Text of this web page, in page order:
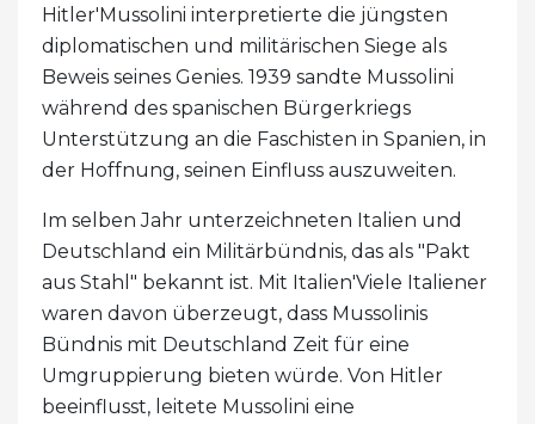
Hitler'Mussolini interpretierte die jüngsten
diplomatischen und militärischen Siege als
Beweis seines Genies. 1939 sandte Mussolini
während des spanischen Bürgerkriegs
Unterstützung an die Faschisten in Spanien, in
der Hoffnung, seinen Einfluss auszuweiten.
Im selben Jahr unterzeichneten Italien und
Deutschland ein Militärbündnis, das als "Pakt
aus Stahl" bekannt ist. Mit Italien'Viele Italiener
waren davon überzeugt, dass Mussolinis
Bündnis mit Deutschland Zeit für eine
Umgruppierung bieten würde. Von Hitler
beeinflusst, leitete Mussolini eine